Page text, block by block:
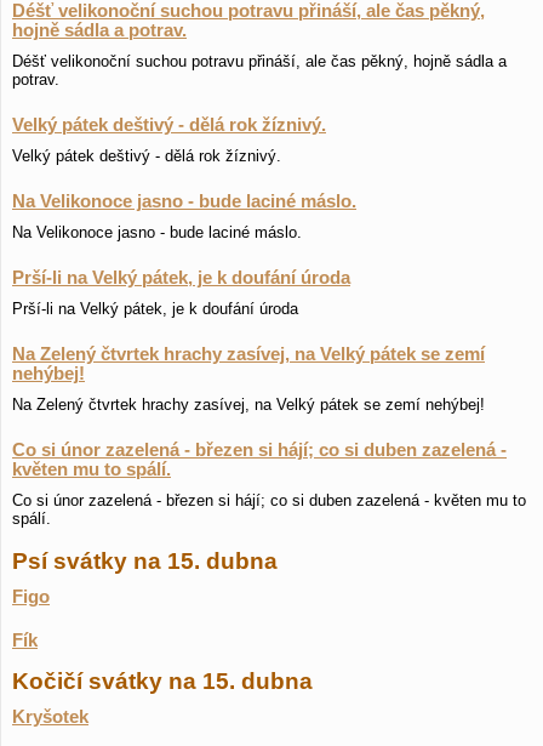
Déšť velikonoční suchou potravu přináší, ale čas pěkný,
hojně sádla a potrav.
Déšť velikonoční suchou potravu přináší, ale čas pěkný, hojně sádla a
potrav.
Velký pátek deštivý - dělá rok žíznivý.
Velký pátek deštivý - dělá rok žíznivý.
Na Velikonoce jasno - bude laciné máslo.
Na Velikonoce jasno - bude laciné máslo.
Prší-li na Velký pátek, je k doufání úroda
Prší-li na Velký pátek, je k doufání úroda
Na Zelený čtvrtek hrachy zasívej, na Velký pátek se zemí
nehýbej!
Na Zelený čtvrtek hrachy zasívej, na Velký pátek se zemí nehýbej!
Co si únor zazelená - březen si hájí; co si duben zazelená -
květen mu to spálí.
Co si únor zazelená - březen si hájí; co si duben zazelená - květen mu to
spálí.
Psí svátky na 15. dubna
Figo
Fík
Kočičí svátky na 15. dubna
Kryšotek